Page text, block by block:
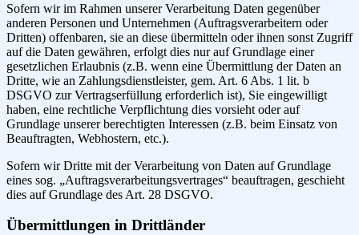
Sofern wir im Rahmen unserer Verarbeitung Daten gegenüber
anderen Personen und Unternehmen (Auftragsverarbeitern oder
Dritten) offenbaren, sie an diese übermitteln oder ihnen sonst Zugriff
auf die Daten gewähren, erfolgt dies nur auf Grundlage einer
gesetzlichen Erlaubnis (z.B. wenn eine Übermittlung der Daten an
Dritte, wie an Zahlungsdienstleister, gem. Art. 6 Abs. 1 lit. b
DSGVO zur Vertragserfüllung erforderlich ist), Sie eingewilligt
haben, eine rechtliche Verpflichtung dies vorsieht oder auf
Grundlage unserer berechtigten Interessen (z.B. beim Einsatz von
Beauftragten, Webhostern, etc.).
Sofern wir Dritte mit der Verarbeitung von Daten auf Grundlage
eines sog. „Auftragsverarbeitungsvertrages“ beauftragen, geschieht
dies auf Grundlage des Art. 28 DSGVO.
Übermittlungen in Drittländer